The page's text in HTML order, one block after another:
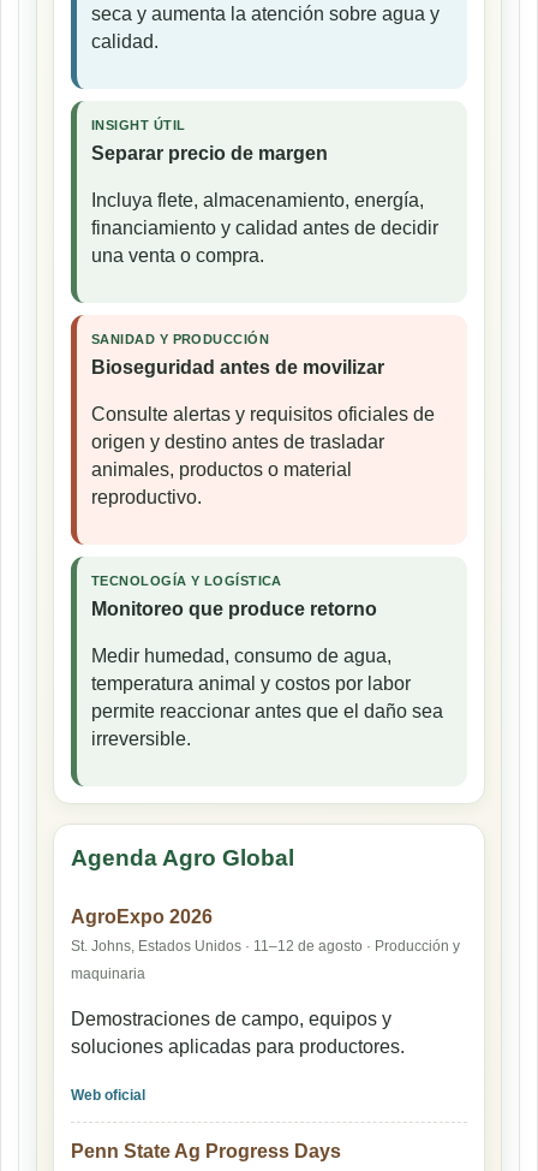
seca y aumenta la atención sobre agua y
calidad.
INSIGHT ÚTIL
Separar precio de margen
Incluya flete, almacenamiento, energía,
financiamiento y calidad antes de decidir
una venta o compra.
SANIDAD Y PRODUCCIÓN
Bioseguridad antes de movilizar
Consulte alertas y requisitos oficiales de
origen y destino antes de trasladar
animales, productos o material
reproductivo.
TECNOLOGÍA Y LOGÍSTICA
Monitoreo que produce retorno
Medir humedad, consumo de agua,
temperatura animal y costos por labor
permite reaccionar antes que el daño sea
irreversible.
Agenda Agro Global
AgroExpo 2026
St. Johns, Estados Unidos · 11–12 de agosto · Producción y
maquinaria
Demostraciones de campo, equipos y
soluciones aplicadas para productores.
Web oficial
Penn State Ag Progress Days